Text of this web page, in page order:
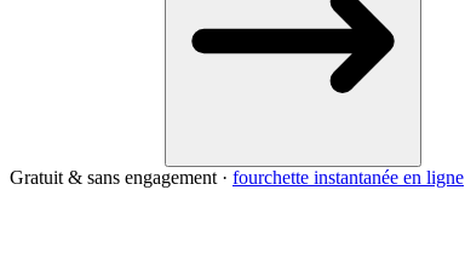
Gratuit & sans engagement · fourchette instantanée en ligne